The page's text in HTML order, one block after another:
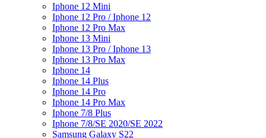
Iphone 12 Mini
Iphone 12 Pro / Iphone 12
Iphone 12 Pro Max
Iphone 13 Mini
Iphone 13 Pro / Iphone 13
Iphone 13 Pro Max
Iphone 14
Iphone 14 Plus
Iphone 14 Pro
Iphone 14 Pro Max
Iphone 7/8 Plus
Iphone 7/8/SE 2020/SE 2022
Samsung Galaxy S22